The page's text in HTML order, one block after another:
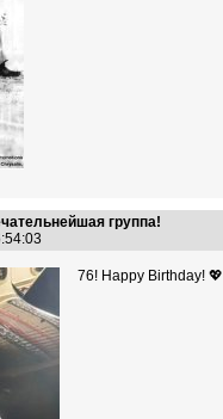
группа!
76! Happy Birthday! 💖